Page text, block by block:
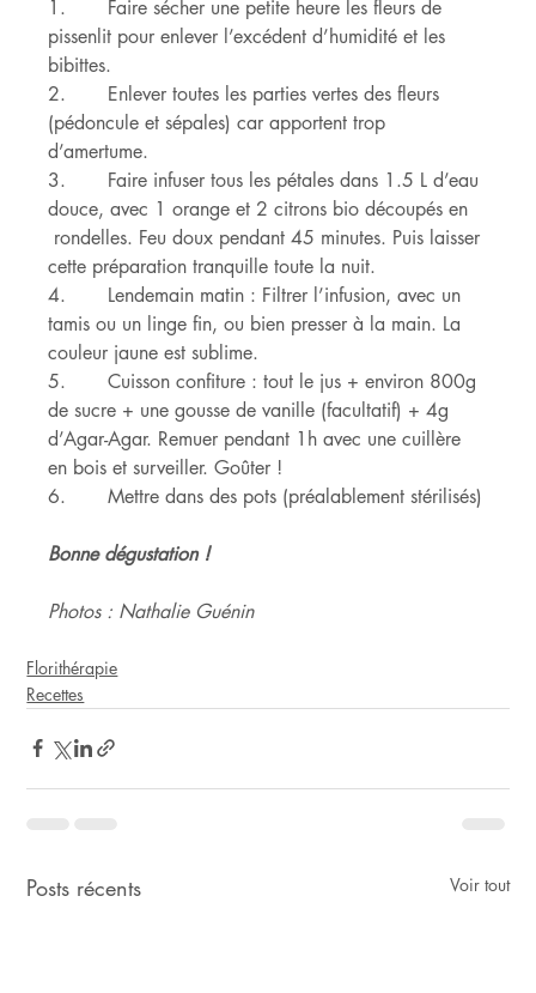
1.       Faire sécher une petite heure les fleurs de
pissenlit pour enlever l’excédent d’humidité et les
bibittes.
2.       Enlever toutes les parties vertes des fleurs
(pédoncule et sépales) car apportent trop
d’amertume.
3.       Faire infuser tous les pétales dans 1.5 L d’eau
douce, avec 1 orange et 2 citrons bio découpés en
rondelles. Feu doux pendant 45 minutes. Puis laisser
cette préparation tranquille toute la nuit.
4.       Lendemain matin : Filtrer l’infusion, avec un
tamis ou un linge fin, ou bien presser à la main. La
couleur jaune est sublime.
5.       Cuisson confiture : tout le jus + environ 800g
de sucre + une gousse de vanille (facultatif) + 4g
d’Agar-Agar. Remuer pendant 1h avec une cuillère
en bois et surveiller. Goûter !
6.       Mettre dans des pots (préalablement stérilisés)
Bonne dégustation !
Photos : Nathalie Guénin
Florithérapie
Recettes
Posts récents Voir tout